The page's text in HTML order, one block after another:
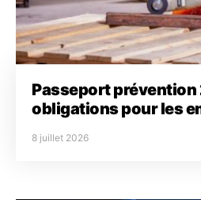
Passeport prévention
obligations pour les
8 juillet 2026